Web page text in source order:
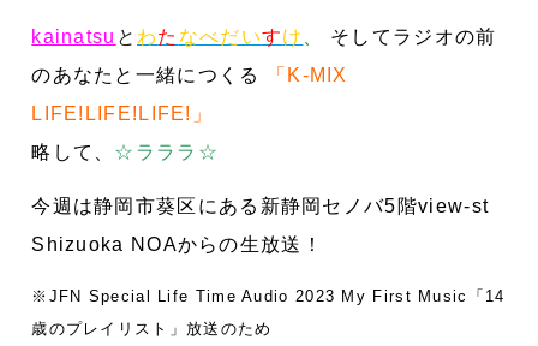
kainatsu と わた なべだいすけ
そしてラジオの前
のあなたと一緒につくる
「K-MIX
LIFE!LIFE!LIFE!」
略して、 ☆ラララ☆
今週は静岡市葵区にある新静岡セノバ5階view-st
Shizuoka NOAからの生放送！
※JFN Special Life Time Audio 2023 My First Music「14
歳のプレイリスト」放送のため